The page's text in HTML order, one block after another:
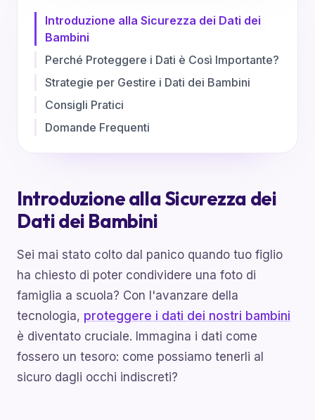
Introduzione alla Sicurezza dei Dati dei
Bambini
Perché Proteggere i Dati è Così Importante?
Strategie per Gestire i Dati dei Bambini
Consigli Pratici
Domande Frequenti
Introduzione alla Sicurezza dei
Dati dei Bambini
Sei mai stato colto dal panico quando tuo figlio
ha chiesto di poter condividere una foto di
famiglia a scuola? Con l'avanzare della
tecnologia, proteggere i dati dei nostri bambini
è diventato cruciale. Immagina i dati come
fossero un tesoro: come possiamo tenerli al
sicuro dagli occhi indiscreti?